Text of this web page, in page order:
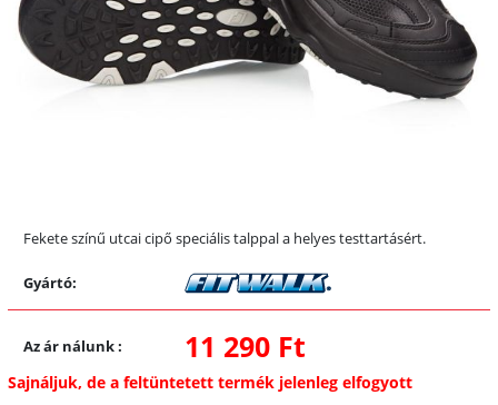
Fekete színű utcai cipő speciális talppal a helyes testtartásért.
Gyártó:
Az ár nálunk: 11 290 Ft
Sajnáljuk, de a feltüntetett termék jelenleg elfogyott